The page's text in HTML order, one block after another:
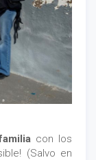
con los
(Salvo en